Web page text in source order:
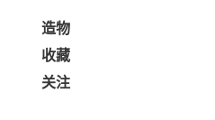
造物
收藏
关注